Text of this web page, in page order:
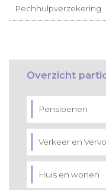
Pechhulpverzekering
Overzicht
Pensioenen
Verkeer en
Huis en wonen